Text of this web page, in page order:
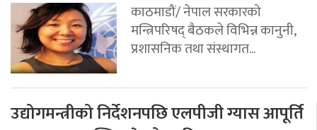
काठमाडौं/ नेपाल सरकारको
मन्त्रिपरिषद् बैठकले विभिन्न कानुनी,
प्रशासनिक तथा संस्थागत...
उद्योगमन्त्रीको निर्देशनपछि एलपीजी ग्यास आपूर्ति